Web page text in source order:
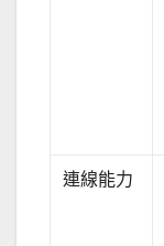
連線能力